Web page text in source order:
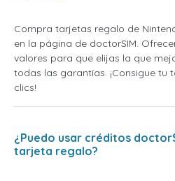
Compra tarjetas regalo de
en la página de doctorSIM.
valores para que elijas la que
todas las garantías. ¡Consigue tu
clics!
¿Puedo usar créditos
tarjeta regalo?